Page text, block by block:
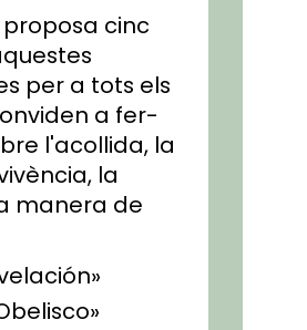
proposa cinc
per a tots els
a fer-
l'acollida, la
la
manera de